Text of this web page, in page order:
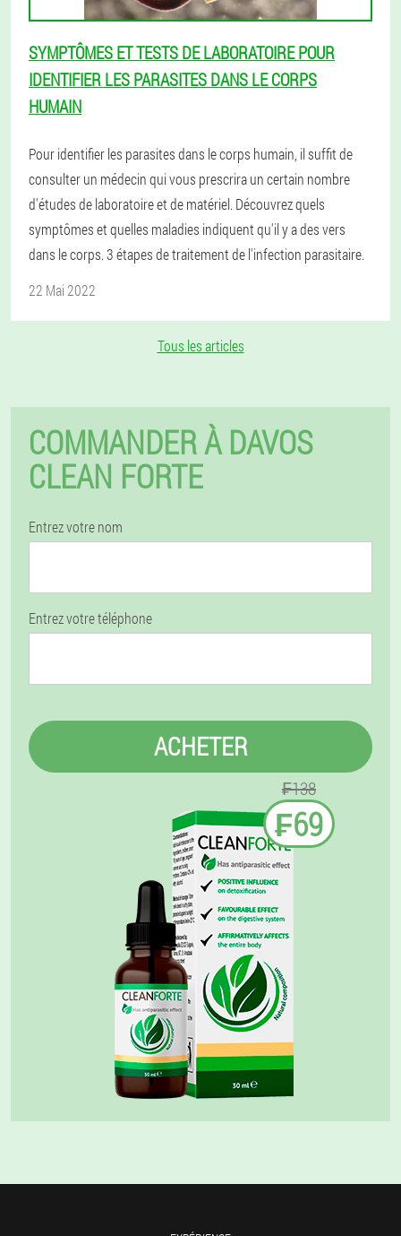
SYMPTÔMES ET TESTS DE LABORATOIRE POUR
IDENTIFIER LES PARASITES DANS LE CORPS
HUMAIN
Pour identifier les parasites dans le corps humain, il suffit de
consulter un médecin qui vous prescrira un certain nombre
d'études de laboratoire et de matériel. Découvrez quels
symptômes et quelles maladies indiquent qu'il y a des vers
dans le corps. 3 étapes de traitement de l'infection parasitaire.
22 Mai 2022
Tous les articles
COMMANDER À DAVOS
CLEAN FORTE
Entrez votre nom
Entrez votre téléphone
ACHETER
₣138
₣69